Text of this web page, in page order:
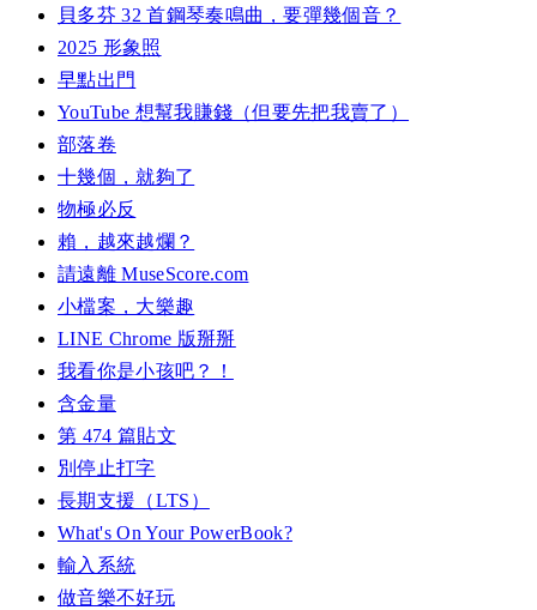
貝多芬 32 首鋼琴奏鳴曲，要彈幾個音？
2025 形象照
早點出門
YouTube 想幫我賺錢（但要先把我賣了）
部落卷
十幾個，就夠了
物極必反
賴，越來越爛？
請遠離 MuseScore.com
小檔案，大樂趣
LINE Chrome 版掰掰
我看你是小孩吧？！
含金量
第 474 篇貼文
別停止打字
長期支援（LTS）
What's On Your PowerBook?
輸入系統
做音樂不好玩